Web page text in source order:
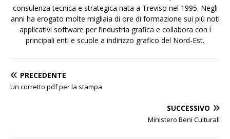
consulenza tecnica e strategica nata a Treviso nel 1995. Negli
anni ha erogato molte migliaia di ore di formazione sui più noti
applicativi software per l’industria grafica e collabora con i
principali enti e scuole a indirizzo grafico del Nord-Est.
PRECEDENTE
Un corretto pdf per la stampa
SUCCESSIVO
Ministero Beni Culturali